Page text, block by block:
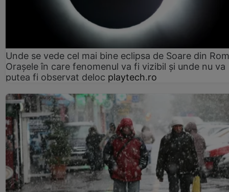
Unde se vede cel mai bine eclipsa de Soare din
Orașele în care fenomenul va fi vizibil și unde nu va
putea fi observat deloc playtech.ro